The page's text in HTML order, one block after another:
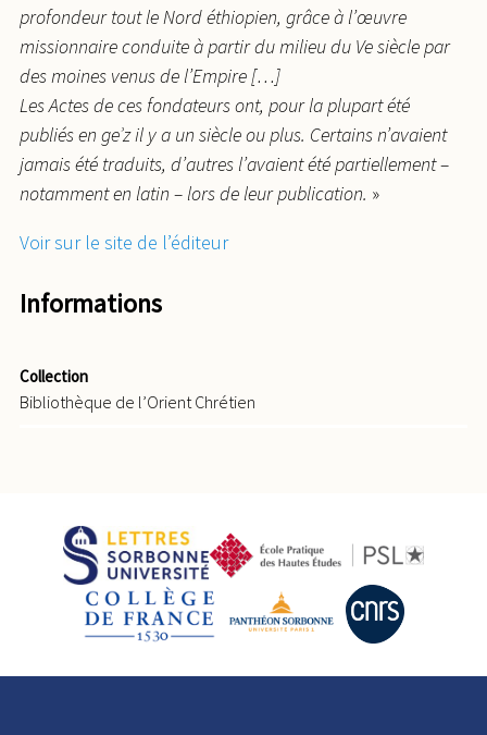
profondeur tout le Nord éthiopien, grâce à l’œuvre
missionnaire conduite à partir du milieu du Ve siècle par
des moines venus de l’Empire […]
Les Actes de ces fondateurs ont, pour la plupart été
publiés en geʾz il y a un siècle ou plus. Certains n’avaient
jamais été traduits, d’autres l’avaient été partiellement –
notamment en latin – lors de leur publication. »
Voir sur le site de l’éditeur
Informations
Collection
Bibliothèque de l’Orient Chrétien